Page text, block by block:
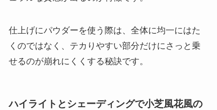
仕上げにパウダーを使う際は、全体に均一にはた
くのではなく、テカりやすい部分だけにさっと乗
せるのが崩れにくくする秘訣です。
ハイライトとシェーディングで小芝風花風の